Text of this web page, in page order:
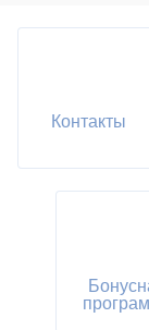
Контакты